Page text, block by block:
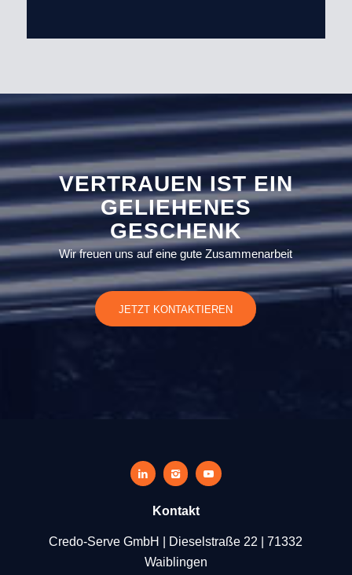
VERTRAUEN IST EIN
GELIEHENES
GESCHENK
Wir freuen uns auf eine gute Zusammenarbeit
JETZT KONTAKTIEREN
Kontakt
Credo-Serve GmbH | Dieselstraße 22 | 71332
Waiblingen